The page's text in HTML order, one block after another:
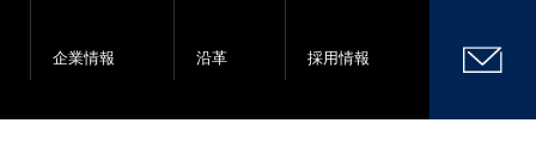
企業情報 沿革 採用情報